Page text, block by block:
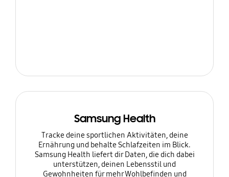
Samsung Health
Tracke deine sportlichen Aktivitäten, deine
Ernährung und behalte Schlafzeiten im Blick.
Samsung Health liefert dir Daten, die dich dabei
unterstützen, deinen Lebensstil und
Gewohnheiten für mehr Wohlbefinden und